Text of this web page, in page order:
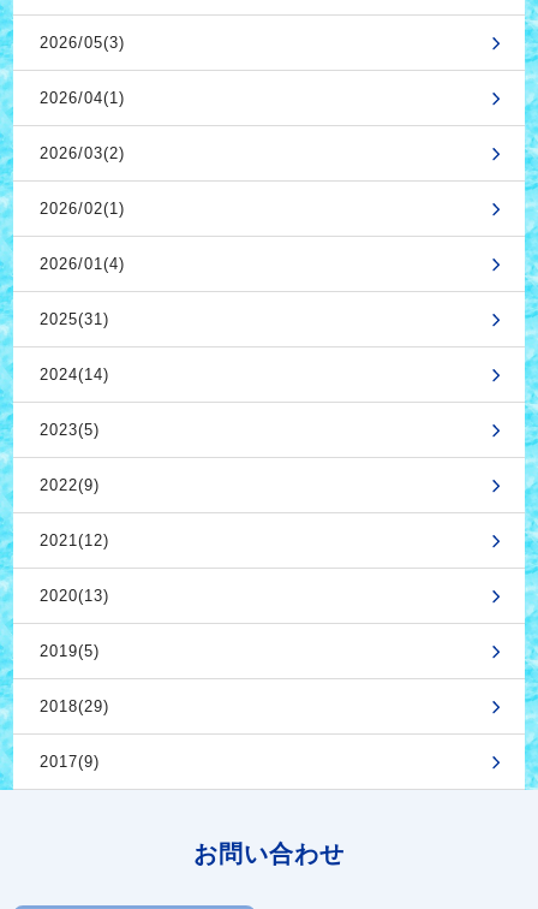
2026/05(3)
2026/04(1)
2026/03(2)
2026/02(1)
2026/01(4)
2025(31)
2024(14)
2023(5)
2022(9)
2021(12)
2020(13)
2019(5)
2018(29)
2017(9)
お問い合わせ